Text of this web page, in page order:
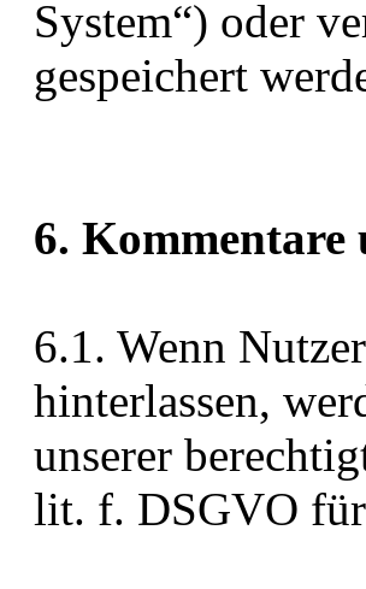
System“) oder
gespeichert
6. Kommentare
6.1. Wenn
hinterlassen,
unserer
lit. f. DSGVO für